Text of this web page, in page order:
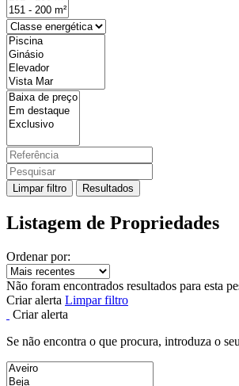
Limpar filtro Resultados
Listagem de Propriedades
Ordenar por:
Não foram encontrados resultados para esta
Criar alerta Limpar filtro
Criar alerta
Se não encontra o que procura, introduza o